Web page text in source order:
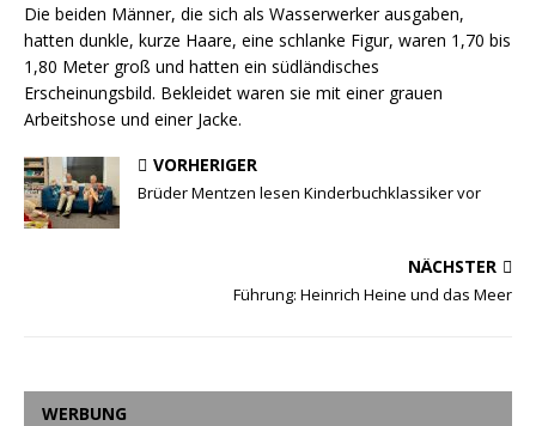
Die beiden Männer, die sich als Wasserwerker ausgaben,
hatten dunkle, kurze Haare, eine schlanke Figur, waren 1,70 bis
1,80 Meter groß und hatten ein südländisches
Erscheinungsbild. Bekleidet waren sie mit einer grauen
Arbeitshose und einer Jacke.
VORHERIGER
Brüder Mentzen lesen Kinderbuchklassiker vor
NÄCHSTER
Führung: Heinrich Heine und das Meer
WERBUNG